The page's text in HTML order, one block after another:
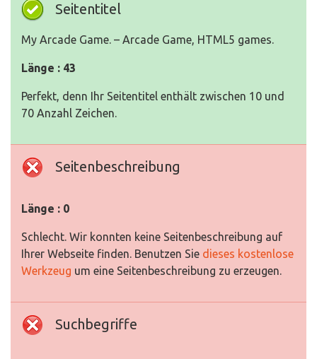
Seitentitel
My Arcade Game. – Arcade Game, HTML5 games.
Länge : 43
Perfekt, denn Ihr Seitentitel enthält zwischen 10 und
70 Anzahl Zeichen.
Seitenbeschreibung
Länge : 0
Schlecht. Wir konnten keine Seitenbeschreibung auf
Ihrer Webseite finden. Benutzen Sie dieses kostenlose
Werkzeug um eine Seitenbeschreibung zu erzeugen.
Suchbegriffe